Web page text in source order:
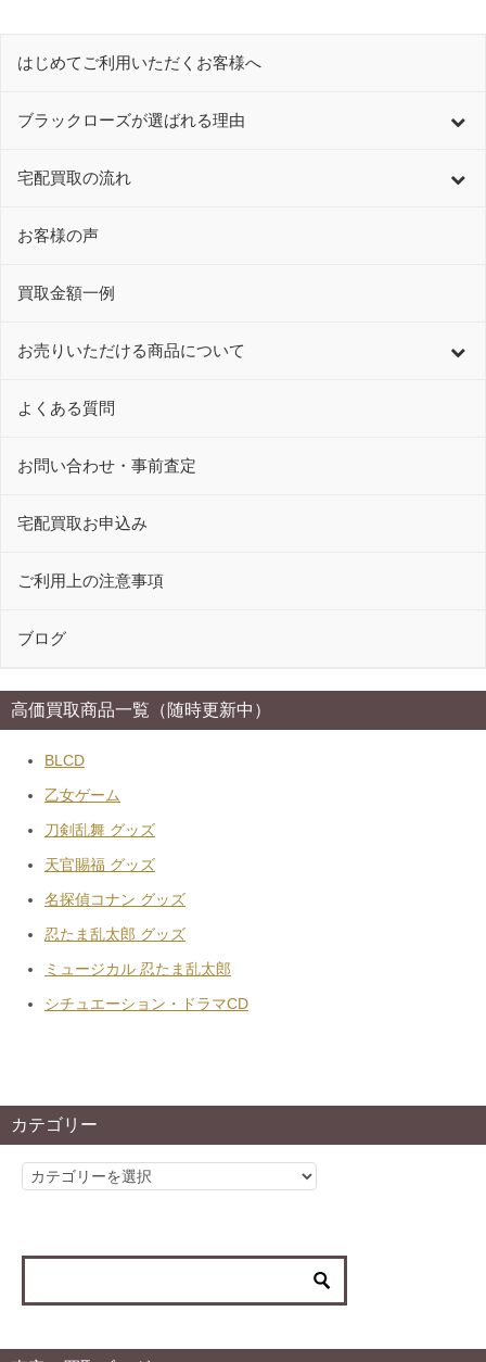
はじめてご利用いただくお客様へ
ブラックローズが選ばれる理由
宅配買取の流れ
お客様の声
買取金額一例
お売りいただける商品について
よくある質問
お問い合わせ・事前査定
宅配買取お申込み
ご利用上の注意事項
ブログ
高価買取商品一覧（随時更新中）
BLCD
乙女ゲーム
刀剣乱舞 グッズ
天官賜福 グッズ
名探偵コナン グッズ
忍たま乱太郎 グッズ
ミュージカル 忍たま乱太郎
シチュエーション・ドラマCD
カテゴリー
カ
リ